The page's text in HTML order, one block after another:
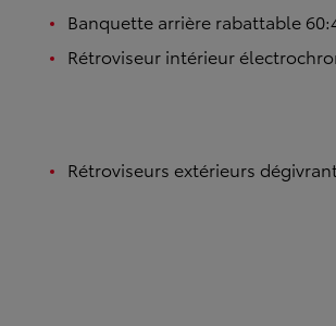
Banquette arrière rabattable
Rétroviseur intérieur
Rétroviseurs extérieurs